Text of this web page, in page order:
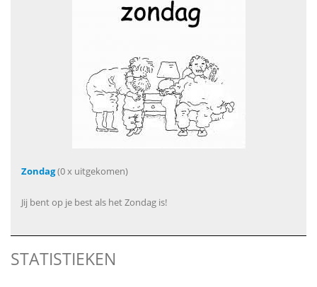
Zondag(0 x uitgekomen)
Jij bent op je best als het Zondag is!
STATISTIEKEN